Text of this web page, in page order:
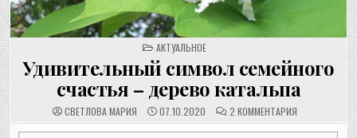
POSTED
IN
АКТУАЛЬНОЕ
Удивительный символ семейного
счастья – дерево катальпа
СВЕТЛОВА МАРИЯ 07.10.2020 2 КОММЕНТАРИЯК
ЗАПИСИ